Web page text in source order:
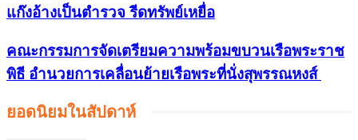
แก๊งอ้างเป็นตำรวจ รีดทรัพย์เหยื่อ
คณะกรรมการจัดเตรียมความพร้อมขบวนเรือพระราช
พิธี อำนวยการเคลื่อนย้ายเรือพระที่นั่งสุพรรณหงส์
ยอดนิยมในสัปดาห์